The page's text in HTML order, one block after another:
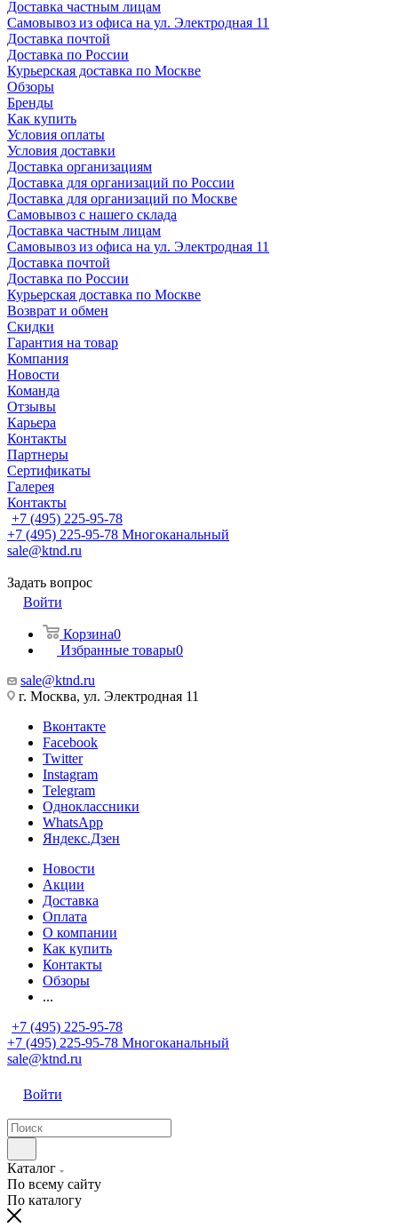
Доставка частным лицам
Самовывоз из офиса на ул. Электродная 11
Доставка почтой
Доставка по России
Курьерская доставка по Москве
Обзоры
Бренды
Как купить
Условия оплаты
Условия доставки
Доставка организациям
Доставка для организаций по России
Доставка для организаций по Москве
Самовывоз с нашего склада
Доставка частным лицам
Самовывоз из офиса на ул. Электродная 11
Доставка почтой
Доставка по России
Курьерская доставка по Москве
Возврат и обмен
Скидки
Гарантия на товар
Компания
Новости
Команда
Отзывы
Карьера
Контакты
Партнеры
Сертификаты
Галерея
Контакты
+7 (495) 225-95-78
+7 (495) 225-95-78 Многоканальный
sale@ktnd.ru
Задать вопрос
Войти
Корзина0
Избранные товары0
sale@ktnd.ru
г. Москва, ул. Электродная 11
Вконтакте
Facebook
Twitter
Instagram
Telegram
Одноклассники
WhatsApp
Яндекс.Дзен
Новости
Акции
Доставка
Оплата
О компании
Как купить
Контакты
Обзоры
...
+7 (495) 225-95-78
+7 (495) 225-95-78 Многоканальный
sale@ktnd.ru
Войти
Каталог
По всему сайту
По каталогу